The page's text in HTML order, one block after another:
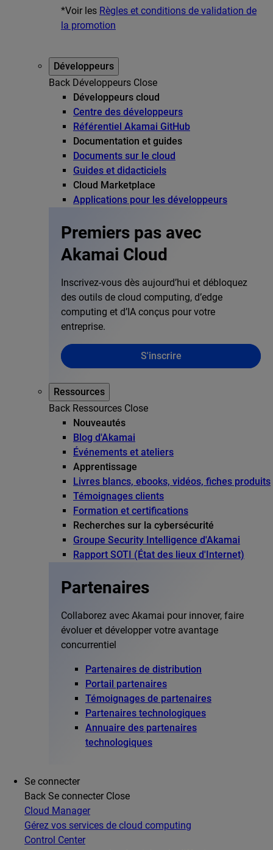
*Voir les Règles et conditions de validation de
la promotion
Développeurs
Back Développeurs Close
Développeurs cloud
Centre des développeurs
Référentiel Akamai GitHub
Documentation et guides
Documents sur le cloud
Guides et didacticiels
Cloud Marketplace
Applications pour les développeurs
Premiers pas avec
Akamai Cloud
Inscrivez-vous dès aujourd’hui et débloquez
des outils de cloud computing, d’edge
computing et d’IA conçus pour votre
entreprise.
S'inscrire
Ressources
Back Ressources Close
Nouveautés
Blog d'Akamai
Événements et ateliers
Apprentissage
Livres blancs, ebooks, vidéos, fiches produits
Témoignages clients
Formation et certifications
Recherches sur la cybersécurité
Groupe Security Intelligence d'Akamai
Rapport SOTI (État des lieux d'Internet)
Partenaires
Collaborez avec Akamai pour innover, faire
évoluer et développer votre avantage
concurrentiel
Partenaires de distribution
Portail partenaires
Témoignages de partenaires
Partenaires technologiques
Annuaire des partenaires
technologiques
Se connecter
Back Se connecter Close
Cloud Manager
Gérez vos services de cloud computing
Control Center